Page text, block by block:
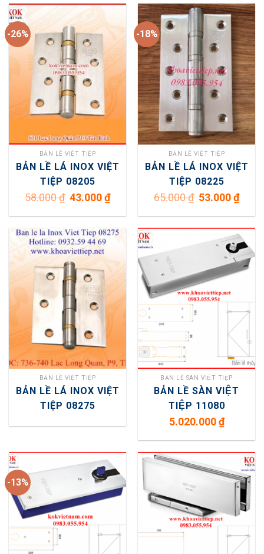
-26%
BẢN LỀ VIỆT TIỆP
BẢN LỀ LÁ INOX VIỆT
TIỆP 08205
58.000₫
Giá
gốc
58.000 ₫.
43.000₫Giá
hiện
là:
-18%
BẢN LỀ VIỆT TIỆP
BẢN LỀ LÁ INOX VIỆT
TIỆP 08225
65.000₫ Giá
gốc
65.000 ₫.
53.000₫Giá
hiện
là:
BẢN LỀ VIỆT TIỆP
BẢN LỀ LÁ INOX VIỆT
TIỆP 08275
BẢN LỀ SÀN VIỆT TIỆP
BẢN LỀ SÀN VIỆT
TIỆP 11080
5.020.000₫
-13%